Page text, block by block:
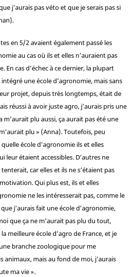
j’aurais pas véto et que je serais pas si
en 5/2 avaient également passé les
au cas où ils et elles n’auraient pas
En cas d’échec à ce dernier, la plupart
une école d’agronomie, mais sans
projet, depuis très longtemps, était de
réussi à avoir juste agro, j’aurais pris une
m’aurait plu aussi, ça aurait pas été une
plu » (Anna). Toutefois, peu
école d’agronomie ils et elles
leur étaient accessibles. D’autres ne
car elles et ils ne s’étaient pas
Qui plus est, ils et elles
ne les intéresserait pas, comme le
j’aurais fait une école d’agronomie,
que ça ne m’aurait pas plu du tout,
meilleure école d’agro de France, et je
branche zoologique pour me
animaux, mais au fond de moi, j’aurais
ma vie ».